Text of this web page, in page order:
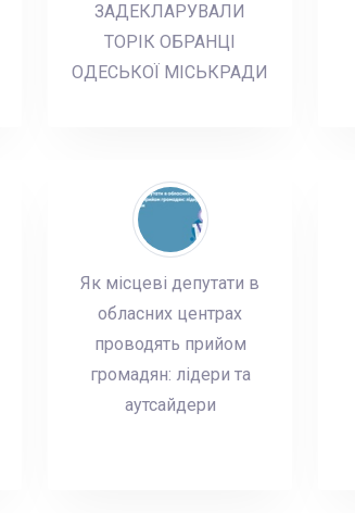
ЗАДЕКЛАРУВАЛИ
ТОРІК ОБРАНЦІ
ОДЕСЬКОЇ МІСЬКРАДИ
Як місцеві депутати в
обласних центрах
проводять прийом
громадян: лідери та
аутсайдери